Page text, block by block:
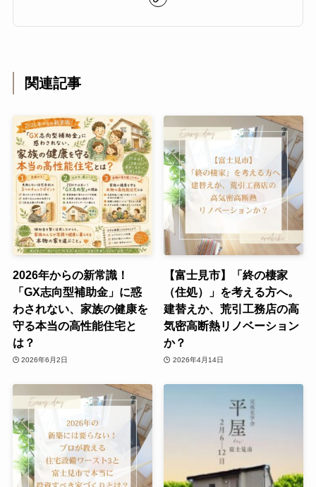
関連記事
2026年からの新常識！
「GX志向型補助金」に惑
わされない、家族の健康を
守る本当の高性能住宅と
は？
2026年6月2日
【富士見市】「終の棲家
（住処）」を考える方へ。
建替えか、荒引工務店の高
気密高断熱リノベーション
か？
2026年4月14日